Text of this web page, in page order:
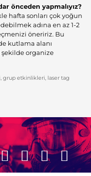
önceden yapmalıyız?
hafta sonları çok yoğun
adına en az 1-2
öneririz. Bu
kutlama alanı
şekilde organize
, grup etkinlikleri, laser tag